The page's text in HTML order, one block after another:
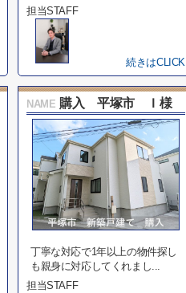
担当STAFF
続きはCLICK
NAME 購入 平塚市 Ｉ様
丁寧な対応で1年以上の物件探し
も親身に対応してくれまし...
担当STAFF